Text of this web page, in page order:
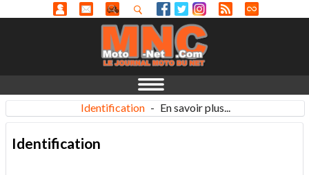
Identification - En savoir plus...
Identification